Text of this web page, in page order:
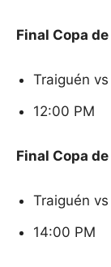
Final Copa
Traiguén
12:00 PM
Final Copa
Traiguén
14:00 PM